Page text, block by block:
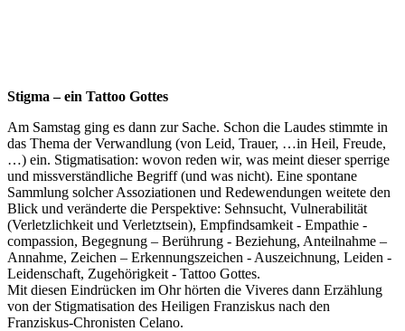
Stigma – ein Tattoo Gottes
Am Samstag ging es dann zur Sache. Schon die Laudes stimmte in
das Thema der Verwandlung (von Leid, Trauer, …in Heil, Freude,
…) ein. Stigmatisation: wovon reden wir, was meint dieser sperrige
und missverständliche Begriff (und was nicht). Eine spontane
Sammlung solcher Assoziationen und Redewendungen weitete den
Blick und veränderte die Perspektive: Sehnsucht, Vulnerabilität
(Verletzlichkeit und Verletztsein), Empfindsamkeit - Empathie -
compassion, Begegnung – Berührung - Beziehung, Anteilnahme –
Annahme, Zeichen – Erkennungszeichen - Auszeichnung, Leiden -
Leidenschaft, Zugehörigkeit - Tattoo Gottes.
Mit diesen Eindrücken im Ohr hörten die Viveres dann Erzählung
von der Stigmatisation des Heiligen Franziskus nach den
Franziskus-Chronisten Celano.